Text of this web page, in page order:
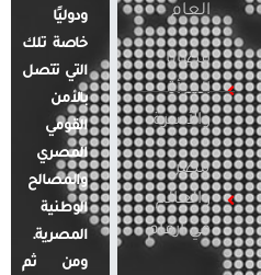
العام
قضايا
المرأة
والأسرة
مصر
والعالم
في أرقام
ودوليًا
خاصة تلك
التي تتصل
بالأمن
القومي
المصري
والمصالح
الوطنية
المصرية.
ومن ثم